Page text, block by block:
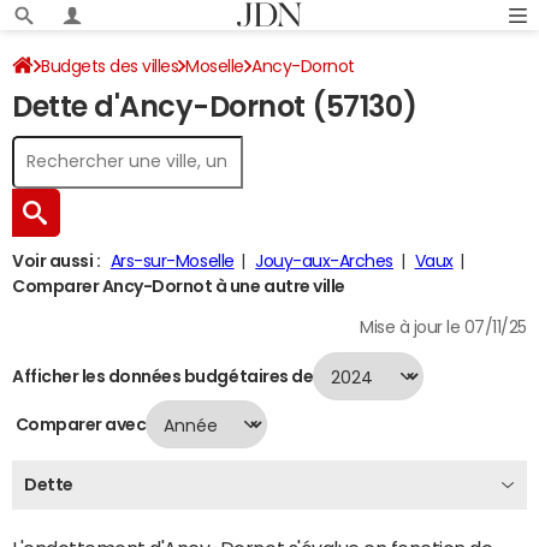
Budgets des villes Moselle Ancy-Dornot
Dette au 31/12/2024
Dette d'Ancy-Dornot (57130)
Voir aussi : Ars-sur-Moselle Jouy-aux-Arches
Vaux
Comparer Ancy-Dornot à une autre ville
Mise à jour le 07/11/25
Afficher les données budgétaires de
Comparer avec
Dette